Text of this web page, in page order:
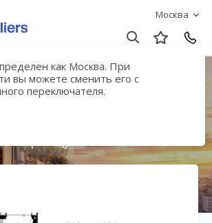
Москва
как Москва. При
вы можете сменить его с
переключателя.